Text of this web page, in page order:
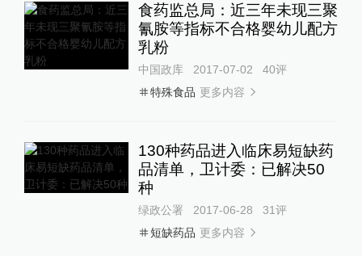
食药监总局：近三年未现三聚
氰胺等指标不合格婴幼儿配方
乳粉
中国政库 2017-07-02 40评
特殊食品 更多内容
130种药品进入临床易短缺药
品清单，卫计委：已解决50
种
绿政公署 2017-06-28 31评
短缺药品 更多内容